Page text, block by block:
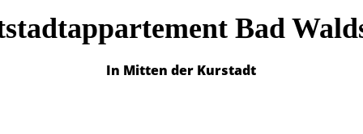
artement Bad
In Mitten der Kurstadt